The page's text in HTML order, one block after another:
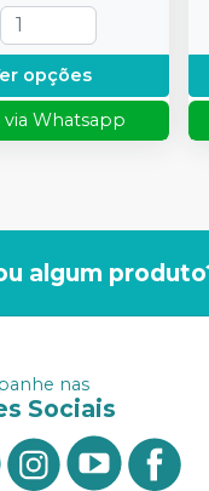
opções
via Whatsapp
algum
nas
Sociais